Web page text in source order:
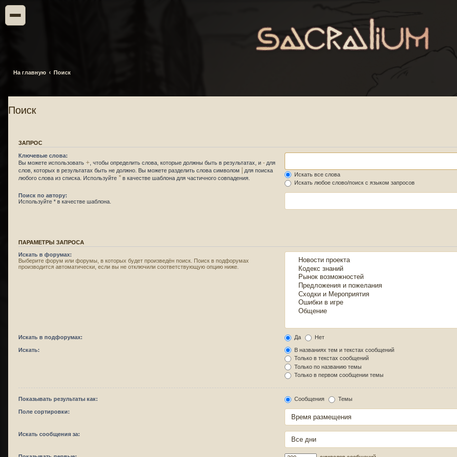
На главную Поиск
Поиск
ЗАПРОС
Ключевые слова:
Вы можете использовать + , чтобы определить слова, которые должны быть в результатах, и - для
слов, которых в результатах быть не должно. Вы можете разделить слова символом | для поиска
любого слова из списка. Используйте *в качестве шаблона для частичного совпадения.
Искать все слова
Искать любое слово/поиск с языком запросов
Поиск по автору:
Используйте * в качестве шаблона.
ПАРАМЕТРЫ ЗАПРОСА
Искать в форумах:
Выберите форум или форумы, в которых будет произведён поиск. Поиск в подфорумах
производится автоматически, если вы не отключили соответствующую опцию ниже.
Искать в подфорумах: Да Нет
Искать:
В названиях тем и текстах сообщений
Только в текстах сообщений
Только по названию темы
Только в первом сообщении темы
Показывать результаты как: Сообщения Темы
Поле сортировки:
Искать сообщения за: